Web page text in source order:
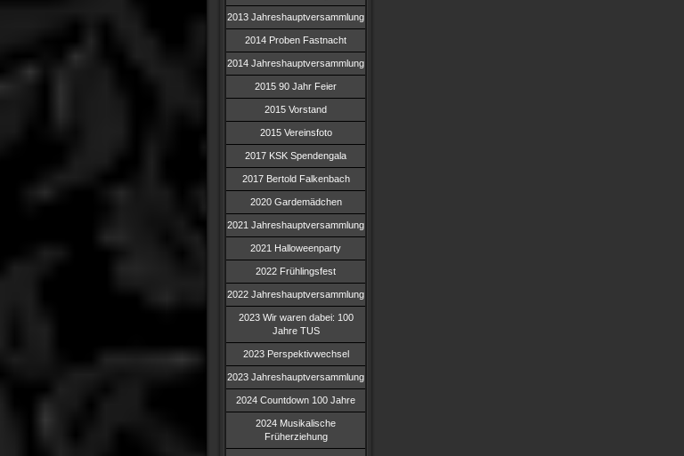
2013 Jahreshauptversammlung
2014 Proben Fastnacht
2014 Jahreshauptversammlung
2015 90 Jahr Feier
2015 Vorstand
2015 Vereinsfoto
2017 KSK Spendengala
2017 Bertold Falkenbach
2020 Gardemädchen
2021 Jahreshauptversammlung
2021 Halloweenparty
2022 Frühlingsfest
2022 Jahreshauptversammlung
2023 Wir waren dabei: 100
Jahre TUS
2023 Perspektivwechsel
2023 Jahreshauptversammlung
2024 Countdown 100 Jahre
2024 Musikalische
Früherziehung